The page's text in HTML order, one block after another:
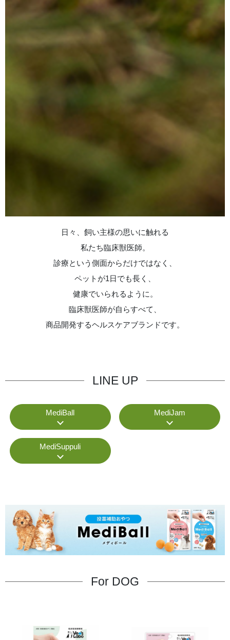
日々、飼い主様の思いに触れる
私たち臨床獣医師。
診療という側面からだけではなく、
ペットが1日でも長く、
健康でいられるように。
臨床獣医師が自らすべて、
商品開発するヘルスケアブランドです。
LINE UP
MediBall MediJam
MediSuppuli
For DOG